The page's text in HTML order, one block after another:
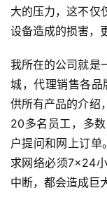
大的压力，这不仅
设备造成的损害，
我所在的公司就是
城，代理销售各品
供所有产品的介绍
20多名员工，多
户提问和网上订
求网络必须7×24
中断，都会造成巨